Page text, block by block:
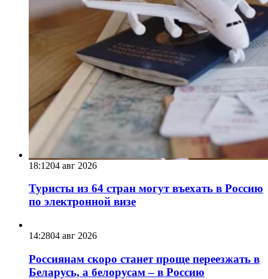
18:1204 авг 2026
Туристы из 64 стран могут въехать в Россию
по электронной визе
14:2804 авг 2026
Россиянам скоро станет проще переезжать в
Беларусь, а белорусам – в Россию